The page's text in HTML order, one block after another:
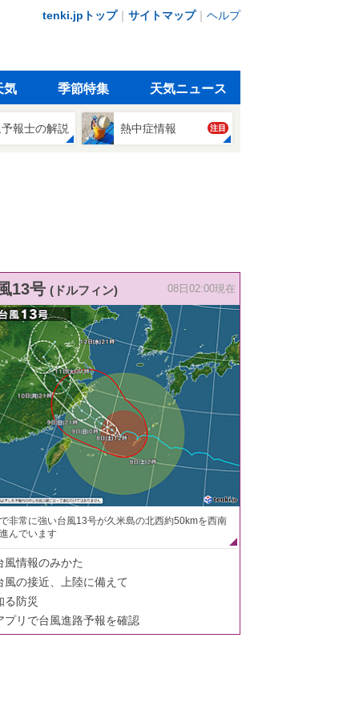
tenki.jpトップ｜ サイトマップ｜ ヘルプ
気 季節特集 天気ニュース
報士の解説 熱中症情報 注目
13号 (ドルフィン) 08日02:00現在
非常に強い台風13号が久米島の北西約50kmを西南
んでいます
風情報のみかた
風の接近、上陸に備えて
る防災
プリで台風進路予報を確認